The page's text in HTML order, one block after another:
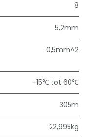
8
5,2mm
0,5mm^2
-15℃ tot 60℃
305m
22,995kg